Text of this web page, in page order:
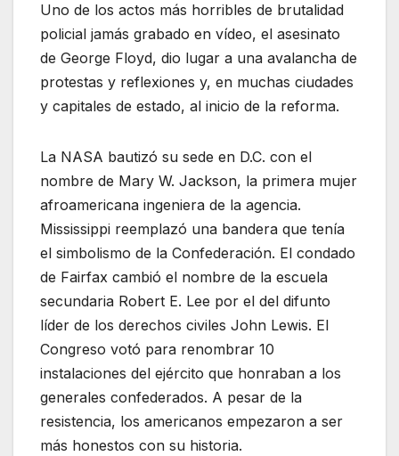
Uno de los actos más horribles de brutalidad
policial jamás grabado en vídeo, el asesinato
de George Floyd, dio lugar a una avalancha de
protestas y reflexiones y, en muchas ciudades
y capitales de estado, al inicio de la reforma.
La NASA bautizó su sede en D.C. con el
nombre de Mary W. Jackson, la primera mujer
afroamericana ingeniera de la agencia.
Mississippi reemplazó una bandera que tenía
el simbolismo de la Confederación. El condado
de Fairfax cambió el nombre de la escuela
secundaria Robert E. Lee por el del difunto
líder de los derechos civiles John Lewis. El
Congreso votó para renombrar 10
instalaciones del ejército que honraban a los
generales confederados. A pesar de la
resistencia, los americanos empezaron a ser
más honestos con su historia.